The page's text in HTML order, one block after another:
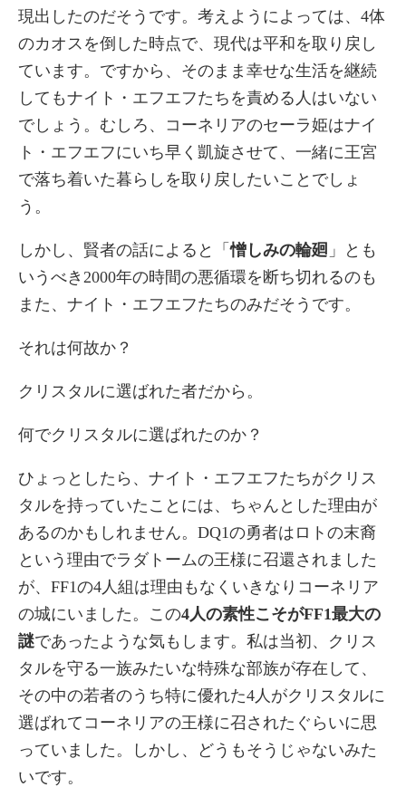
現出したのだそうです。考えようによっては、4体
のカオスを倒した時点で、現代は平和を取り戻し
ています。ですから、そのまま幸せな生活を継続
してもナイト・エフエフたちを責める人はいない
でしょう。むしろ、コーネリアのセーラ姫はナイ
ト・エフエフにいち早く凱旋させて、一緒に王宮
で落ち着いた暮らしを取り戻したいことでしょ
う。
しかし、賢者の話によると「憎しみの輪廻 」とも
いうべき2000年の時間の悪循環を断ち切れるのも
また、ナイト・エフエフたちのみだそうです。
それは何故か？
クリスタルに選ばれた者だから。
何でクリスタルに選ばれたのか？
ひょっとしたら、ナイト・エフエフたちがクリス
タルを持っていたことには、ちゃんとした理由が
あるのかもしれません。DQ1の勇者はロトの末裔
という理由でラダトームの王様に召還されました
が、FF1の4人組は理由もなくいきなりコーネリア
の城にいました。この4人の素性こそがFF1最大の
謎であったような気もします。私は当初、クリス
タルを守る一族みたいな特殊な部族が存在して、
その中の若者のうち特に優れた4人がクリスタルに
選ばれてコーネリアの王様に召されたぐらいに思
っていました。しかし、どうもそうじゃないみた
いです。